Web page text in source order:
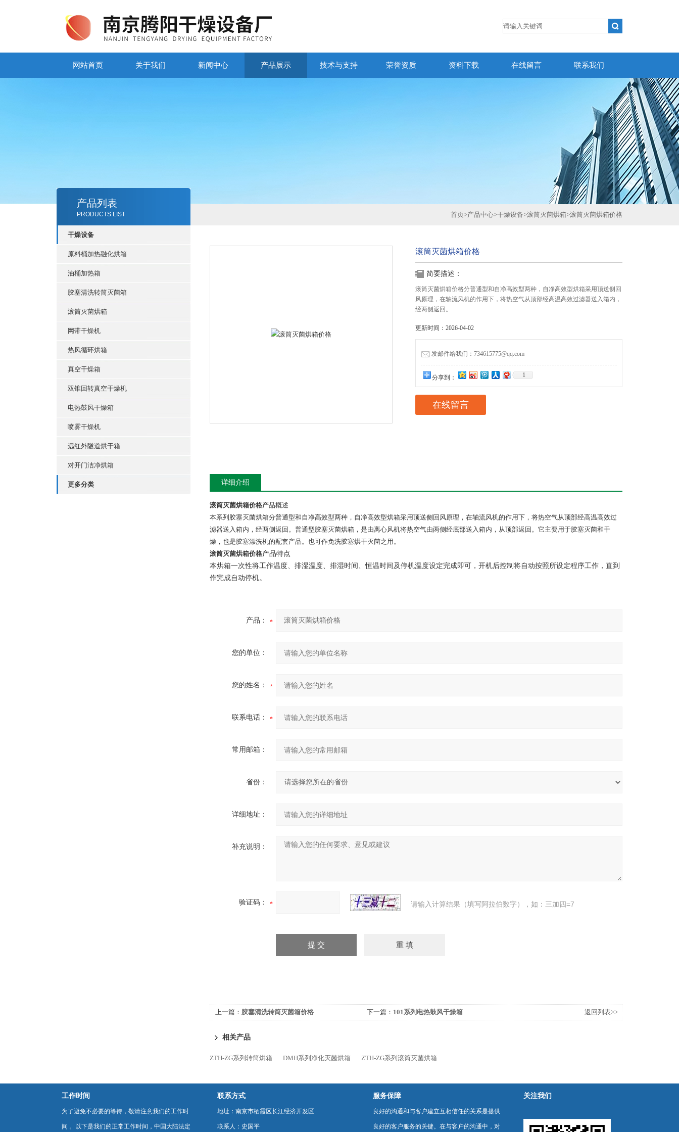
网站首页 关于我们 新闻中心 产品展示 技术与支持 荣誉资质 资料下载 在线留言 联系我们
产品列表
PRODUCTS LIST
干燥设备
原料桶加热融化烘箱
油桶加热箱
胶塞清洗转筒灭菌箱
滚筒灭菌烘箱
网带干燥机
热风循环烘箱
真空干燥箱
双锥回转真空干燥机
电热鼓风干燥箱
喷雾干燥机
远红外隧道烘干箱
对开门洁净烘箱
更多分类
首页>产品中心>干燥设备>滚筒灭菌烘箱>滚筒灭菌烘箱价格
滚筒灭菌烘箱价格
简要描述：
滚筒灭菌烘箱价格分普通型和自净高效型两种，自净高效型烘箱采用顶送侧回
风原理，在轴流风机的作用下，将热空气从顶部经高温高效过滤器送入箱内，
经两侧返回。
更新时间：2026-04-02
发邮件给我们：734615775@qq.com
分享到： 1
在线留言
详细介绍
滚筒灭菌烘箱价格产品概述
本系列胶塞灭菌烘箱分普通型和自净高效型两种，自净高效型烘箱采用顶送侧回风原理，在轴流风机的作用下，将热空气从顶部经高温高效过
滤器送入箱内，经两侧返回。普通型胶塞灭菌烘箱，是由离心风机将热空气由两侧经底部送入箱内，从顶部返回。它主要用于胶塞灭菌和干
燥，也是胶塞漂洗机的配套产品。也可作免洗胶塞烘干灭菌之用。
滚筒灭菌烘箱价格产品特点
本烘箱一次性将工作温度、排湿温度、排湿时间、恒温时间及停机温度设定完成即可，开机后控制将自动按照所设定程序工作，直到
作完成自动停机。
产品：
您的单位：
您的姓名：
联系电话：
常用邮箱：
省份：
详细地址：
补充说明：
验证码： 请输入计算结果（填写阿拉伯数字），如：三加四=7
上一篇： 胶塞清洗转筒灭菌箱价格 下一篇： 101系列电热鼓风干燥箱 返回列表>>
相关产品
ZTH-ZG系列转筒烘箱 DMH系列净化灭菌烘箱 ZTH-ZG系列滚筒灭菌烘箱
工作时间
为了避免不必要的等待，敬请注意我们的工作时
间 。以下是我们的正常工作时间，中国大陆法定
联系方式
地址：南京市栖霞区长江经济开发区
联系人：史国平
服务保障
良好的沟通和与客户建立互相信任的关系是提供
良好的客户服务的关键。在与客户的沟通中，对
关注我们